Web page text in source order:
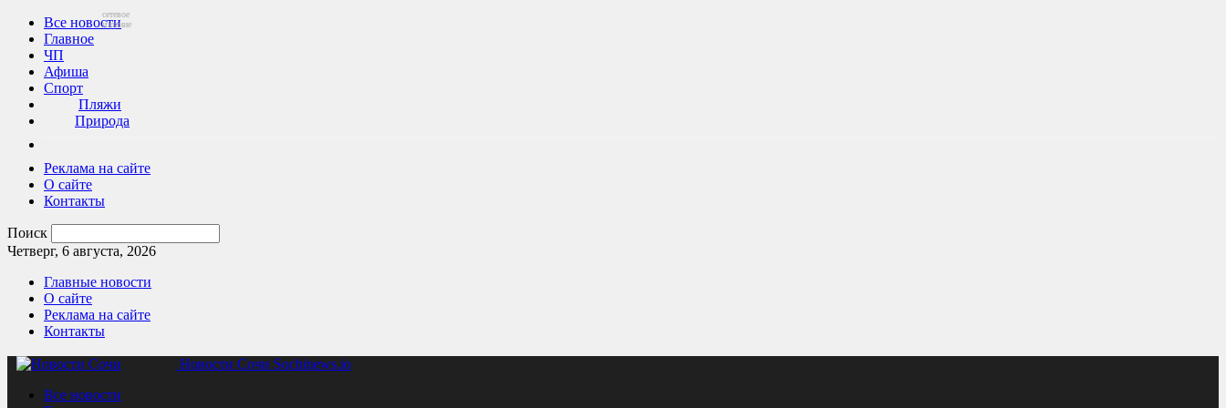
Все новости
Главное
ЧП
Афиша
Спорт
Пляжи
Природа
Реклама на сайте
О сайте
Контакты
Поиск
Четверг, 6 августа, 2026
Главные новости
О сайте
Реклама на сайте
Контакты
Новости Сочи Sochinews.io
сетевое
издание
Все новости